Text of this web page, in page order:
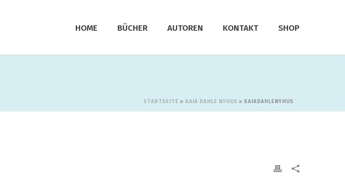
HOME BÜCHER AUTOREN KONTAKT SHOP
STARTSEITE » KAIA DAHLE NYHUS » KAIADAHLENYHUS